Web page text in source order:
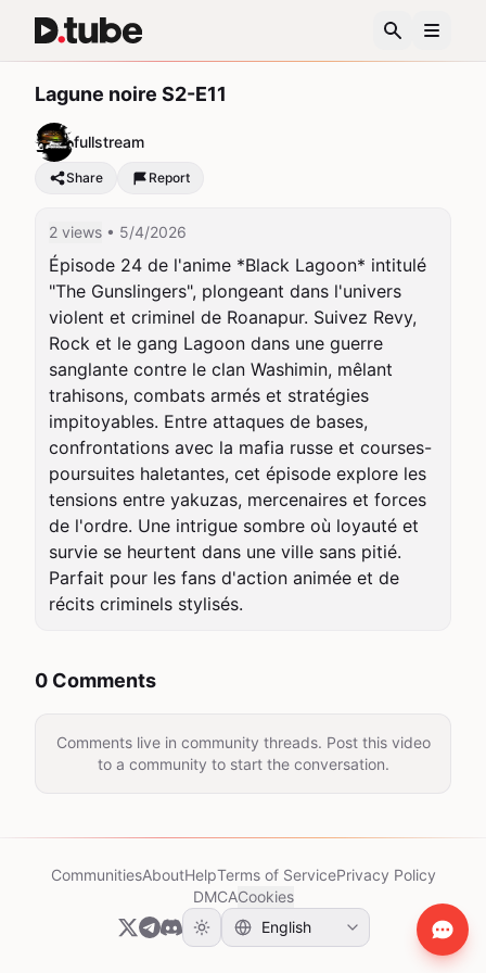
Lagune noire S2-E11
fullstream
Share Report
2 views • 5/4/2026
Épisode 24 de l'anime *Black Lagoon* intitulé
"The Gunslingers", plongeant dans l'univers
violent et criminel de Roanapur. Suivez Revy,
Rock et le gang Lagoon dans une guerre
sanglante contre le clan Washimin, mêlant
trahisons, combats armés et stratégies
impitoyables. Entre attaques de bases,
confrontations avec la mafia russe et courses-
poursuites haletantes, cet épisode explore les
tensions entre yakuzas, mercenaires et forces
de l'ordre. Une intrigue sombre où loyauté et
survie se heurtent dans une ville sans pitié.
Parfait pour les fans d'action animée et de
récits criminels stylisés.
0 Comments
Comments live in community threads. Post this video
to a community to start the conversation.
CommunitiesAboutHelpTerms of ServicePrivacy Policy
DMCACookies